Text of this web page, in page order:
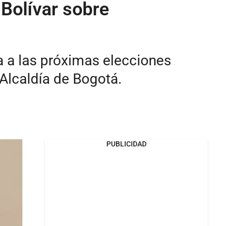
sobre
a las próximas elecciones
de Bogotá.
PUBLICIDAD